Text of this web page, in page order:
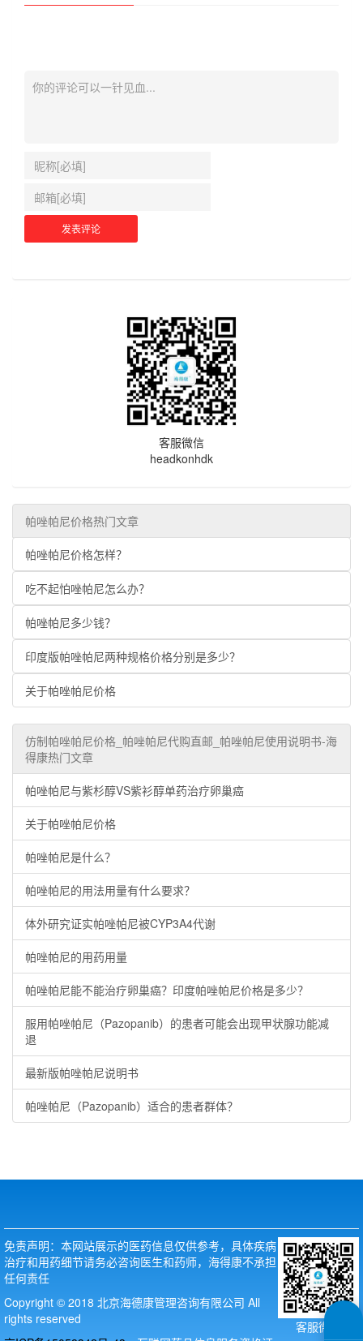
客服微信
headkonhdk
帕唑帕尼价格热门文章
帕唑帕尼价格怎样？
吃不起怕唑帕尼怎么办？
帕唑帕尼多少钱？
印度版帕唑帕尼两种规格价格分别是多少？
关于帕唑帕尼价格
仿制帕唑帕尼价格_帕唑帕尼代购直邮_帕唑帕尼使用说明书-海
得康热门文章
帕唑帕尼与紫杉醇VS紫衫醇单药治疗卵巢癌
关于帕唑帕尼价格
帕唑帕尼是什么？
帕唑帕尼的用法用量有什么要求？
体外研究证实帕唑帕尼被CYP3A4代谢
帕唑帕尼的用药用量
帕唑帕尼能不能治疗卵巢癌？印度帕唑帕尼价格是多少？
服用帕唑帕尼（Pazopanib）的患者可能会出现甲状腺功能减
退
最新版帕唑帕尼说明书
帕唑帕尼（Pazopanib）适合的患者群体？
客服微信
免责声明：本网站展示的医药信息仅供参考，具体疾病
治疗和用药细节请务必咨询医生和药师，海得康不承担
任何责任
Copyright © 2018 北京海德康管理咨询有限公司 All
rights reserved